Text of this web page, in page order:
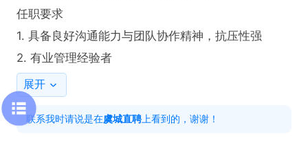
任职要求
1. 具备良好沟通能力与团队协作精神，抗压性强
2. 有业管理经验者
展开
联系我时请说是在虞城直聘 上看到的，谢谢！